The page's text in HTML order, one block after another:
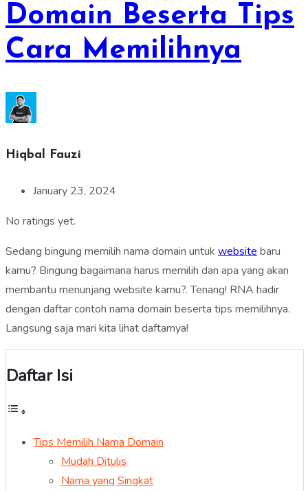
Domain Beserta Tips
Cara Memilihnya
Hiqbal Fauzi
January 23, 2024
No ratings yet.
Sedang bingung memilih nama domain untuk website baru
kamu? Bingung bagaimana harus memilih dan apa yang akan
membantu menunjang website kamu?. Tenang! RNA hadir
dengan daftar contoh nama domain beserta tips memilihnya.
Langsung saja mari kita lihat daftarnya!
Daftar Isi
Tips Memilih Nama Domain
Mudah Ditulis
Nama yang Singkat